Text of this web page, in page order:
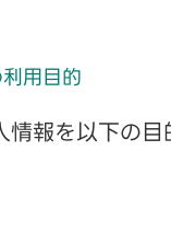
用目的
情報を以下の